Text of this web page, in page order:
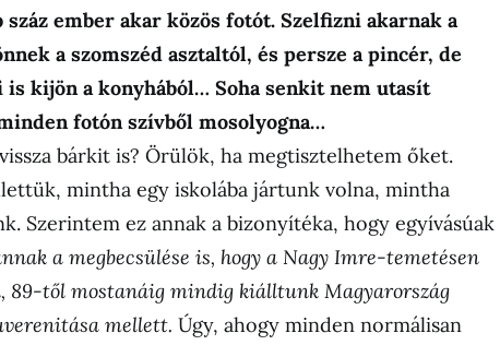
ember akar közös fotót. Szelfizni akarnak a
a szomszéd asztaltól, és persze a pincér, de
is kijön a konyhából… Soha senkit nem utasít
fotón szívből mosolyogna…
bárkit is? Örülök, ha megtisztelhetem őket.
mintha egy iskolába jártunk volna, mintha
Szerintem ez annak a bizonyítéka, hogy egyívásúak
a megbecsülése is, hogy a Nagy Imre-temetésen
89-től mostanáig mindig kiálltunk Magyarország
mellett. Úgy, ahogy minden normálisan